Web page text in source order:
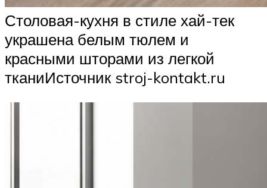
Столовая-кухня в стиле хай-тек
украшена белым тюлем и
красными шторами из легкой
тканиИсточник stroj-kontakt.ru